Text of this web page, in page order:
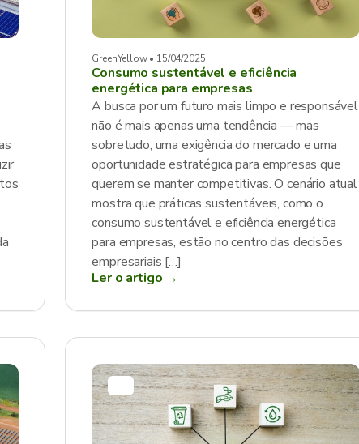
GreenYellow • 15/04/2025
Consumo sustentável e eficiência
energética para empresas
A busca por um futuro mais limpo e responsável
não é mais apenas uma tendência — mas
sobretudo, uma exigência do mercado e uma
oportunidade estratégica para empresas que
querem se manter competitivas. O cenário atual
mostra que práticas sustentáveis, como o
consumo sustentável e eficiência energética
para empresas, estão no centro das decisões
empresariais […]
Ler o artigo →